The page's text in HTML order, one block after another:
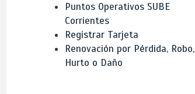
Puntos Operativos SUBE
Corrientes
Registrar Tarjeta
Renovación por Pérdida, Robo,
Hurto o Daño